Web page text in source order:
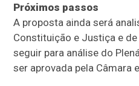
Próximos passos
A proposta ainda será
Constituição e Justiça e
seguir para análise do
ser aprovada pela Câmara